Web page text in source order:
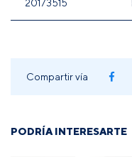
20173515
Compartir vía
PODRÍA INTERESARTE